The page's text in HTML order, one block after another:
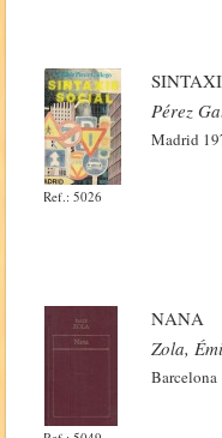
Ref.: 5026
Pérez
Madrid
NANA
Zola,